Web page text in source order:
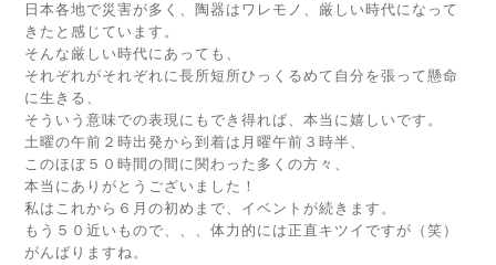
日本各地で災害が多く、陶器はワレモノ、厳しい時代になって
きたと感じています。
そんな厳しい時代にあっても、
それぞれがそれぞれに長所短所ひっくるめて自分を張って懸命
に生きる、
そういう意味での表現にもでき得れば、本当に嬉しいです。
土曜の午前２時出発から到着は月曜午前３時半、
このほぼ５０時間の間に関わった多くの方々、
本当にありがとうございました！
私はこれから６月の初めまで、イベントが続きます。
もう５０近いもので、、、体力的には正直キツイですが（笑）
がんばりますね。